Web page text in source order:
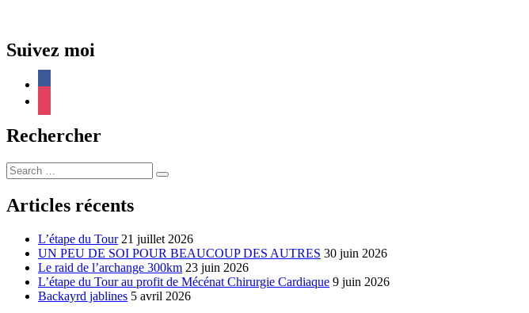
Suivez moi
Rechercher
Search
…
Articles récents
L’étape du Tour 21 juillet 2026
UN PEU DE SOI POUR BEAUCOUP DES AUTRES 30 juin 2026
Le raid de l’archange 300km 23 juin 2026
L’étape du Tour au profit de Mécénat Chirurgie Cardiaque 9 juin 2026
Backayrd jablines 5 avril 2026